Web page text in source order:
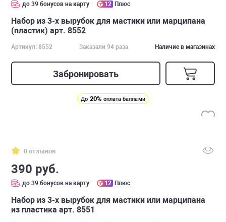
до 39 бонусов на карту 12 Плюс
Набор из 3-х вырубок для мастики или марципана
(пластик) арт. 8552
Артикул: 8552 Заказали 94 раза Наличие в магазинах
Забронировать
До 20% оплата баллами
0 отзывов
390 руб.
до 39 бонусов на карту 12 Плюс
Набор из 3-х вырубок для мастики или марципана
из пластика арт. 8551